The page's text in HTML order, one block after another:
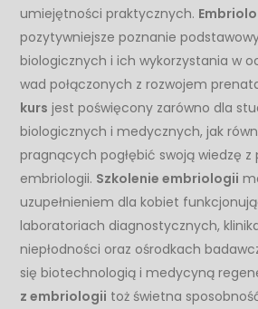
umiejętności praktycznych.
pozytywniejsze poznanie
biologicznych i ich wykorzystania w
wad połączonych z rozwojem
kurs jest poświęcony zarówno dla
biologicznych i medycznych, jak
pragnących pogłębić swoją wiedzę z
embriologii. Szkolenie embriologii
uzupełnieniem dla kobiet
laboratoriach diagnostycznych,
niepłodności oraz ośrodkach
się biotechnologią i medycyną
z embriologii toż świetna